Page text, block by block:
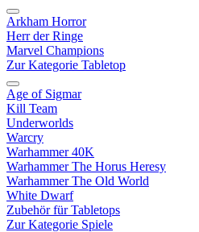
Arkham Horror
Herr der Ringe
Marvel Champions
Zur Kategorie Tabletop
Age of Sigmar
Kill Team
Underworlds
Warcry
Warhammer 40K
Warhammer The Horus Heresy
Warhammer The Old World
White Dwarf
Zubehör für Tabletops
Zur Kategorie Spiele